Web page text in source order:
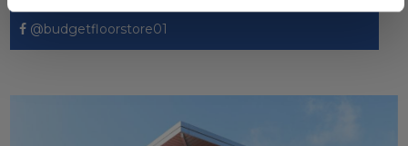
@budgetfloorstore01